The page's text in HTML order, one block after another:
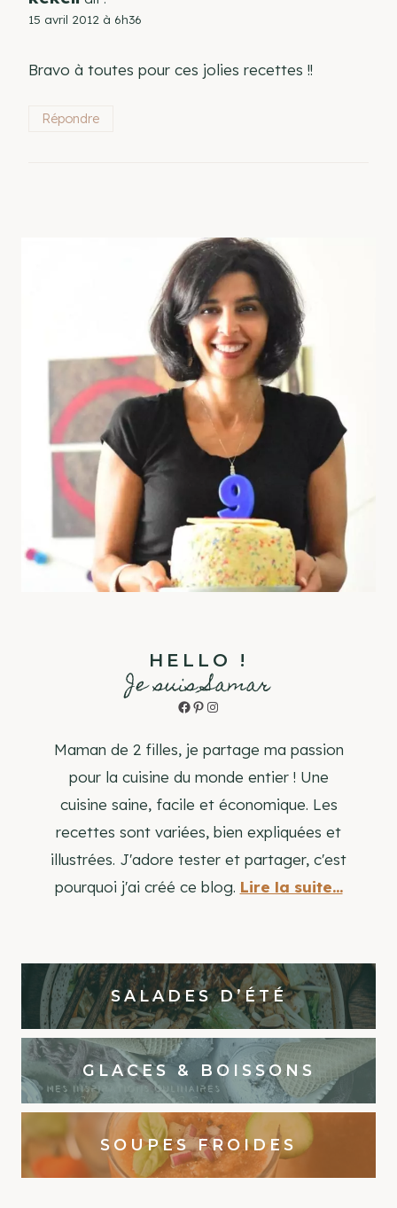
15 avril 2012 à 6h36
Bravo à toutes pour ces jolies recettes !!
Répondre
HELLO !
Je suis Samar
Facebook
Pinterest
Instagram
Maman de 2 filles, je partage ma passion
pour la cuisine du monde entier ! Une
cuisine saine, facile et économique. Les
recettes sont variées, bien expliquées et
illustrées. J'adore tester et partager, c'est
pourquoi j'ai créé ce blog. Lire la suite...
SALADES D’ÉTÉ
GLACES & BOISSONS
SOUPES FROIDES